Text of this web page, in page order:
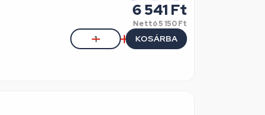
6 541 Ft
Nettó5 150 Ft
KOSÁRBA